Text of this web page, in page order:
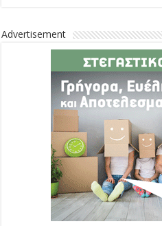
Advertisement